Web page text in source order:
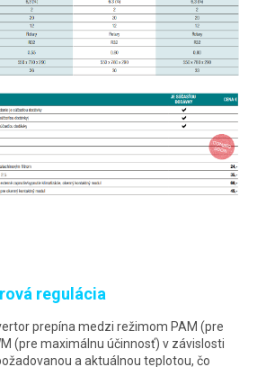
regulácia
prepína medzi režimom PAM (pre
(pre maximálnu účinnosť) v závislosti
a aktuálnou teplotou, čo